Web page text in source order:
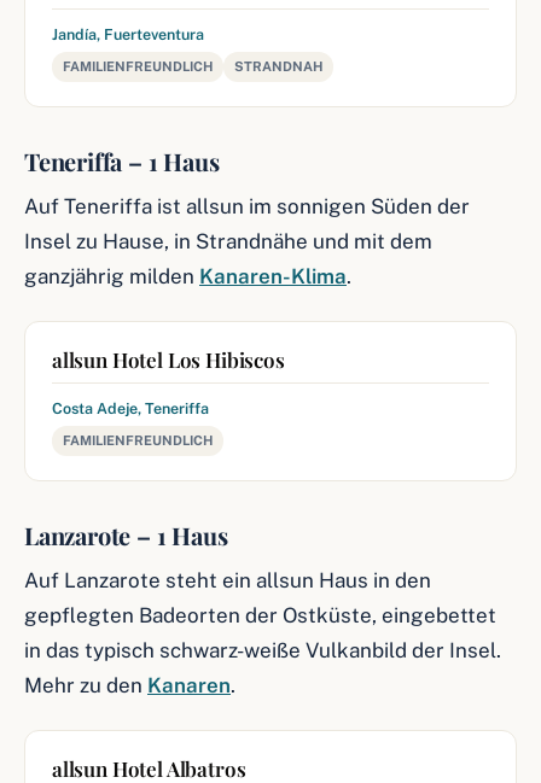
Jandía, Fuerteventura
FAMILIENFREUNDLICH STRANDNAH
Teneriffa – 1 Haus
Auf Teneriffa ist allsun im sonnigen Süden der
Insel zu Hause, in Strandnähe und mit dem
ganzjährig milden Kanaren-Klima.
allsun Hotel Los Hibiscos
Costa Adeje, Teneriffa
FAMILIENFREUNDLICH
Lanzarote – 1 Haus
Auf Lanzarote steht ein allsun Haus in den
gepflegten Badeorten der Ostküste, eingebettet
in das typisch schwarz-weiße Vulkanbild der Insel.
Mehr zu den Kanaren.
allsun Hotel Albatros